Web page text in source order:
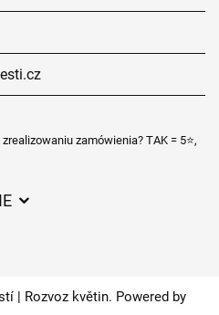
zamówienia? TAK = 5⭐,
możliwości
| Rozvoz květin. Powered by